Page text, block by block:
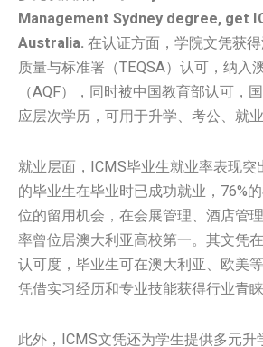
Management Sydney degree, get
Australia. 在认证方面，学院文凭获
质量与标准署（TEQSA）认可，纳入
（AQF），同时被中国教育部认可，
应层次学历，可用于升学、考公、就业
就业层面，ICMS毕业生就业率表现突
的毕业生在毕业时已成功就业，76%
位的留用机会，在会展管理、酒店管
率曾位居澳大利亚高校第一。其文凭
认可度，毕业生可在澳大利亚、欧美
凭借实习经历和专业技能获得行业青睐
此外，ICMS文凭还为学生提供多元升